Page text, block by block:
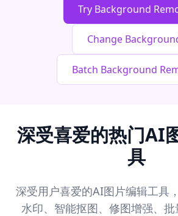
Try Background
Change
Batch Background
深受喜爱的热门AI
具
深受用户喜爱的AI图片编辑工具
水印、智能抠图、修图增强、